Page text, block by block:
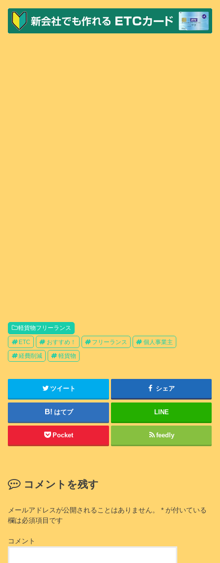
軽貨物フリーランス
ETC おすすめ！ フリーランス 個人事業主
経費削減 軽貨物
ツイート シェア
はてブ LINE
Pocket feedly
コメントを残す
メールアドレスが公開されることはありません。 * が付いている
欄は必須項目です
コメント